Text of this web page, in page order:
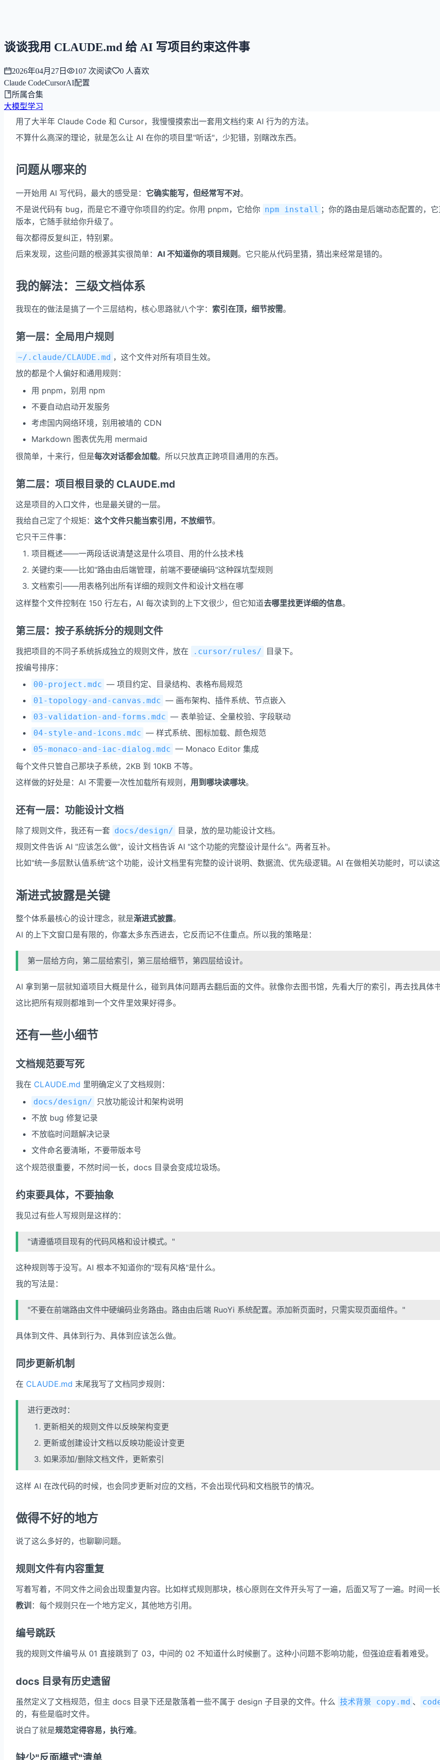
谈谈我用 CLAUDE.md 给 AI 写项目约束这件事
2026年04月27日 107 次阅读 0 人喜欢
Claude CodeCursorAI配置
所属合集
大模型学习
用了大半年 Claude Code 和 Cursor，我慢慢摸索出一套用文档约束 AI 行为的方法。
不算什么高深的理论，就是怎么让 AI 在你的项目里"听话"，少犯错，别瞎改东西。
问题从哪来的
一开始用 AI 写代码，最大的感受是： 它确实能写，但经常写不对。
不是说代码有 bug，而是它不遵守你项目的约定。你用 pnpm，它给你 npm install ；你的路由是后端动态配置的，
版本，它随手就给你升级了。
每次都得反复纠正，特别累。
后来发现，这些问题的根源其实很简单： AI 不知道你的项目规则。它只能从代码里猜，猜出来经常是错的。
我的解法：三级文档体系
我现在的做法是搞了一个三层结构，核心思路就八个字： 索引在顶，细节按需。
第一层：全局用户规则
~/.claude/CLAUDE.md ，这个文件对所有项目生效。
放的都是个人偏好和通用规则：
用 pnpm，别用 npm
不要自动启动开发服务
考虑国内网络环境，别用被墙的 CDN
Markdown 图表优先用 mermaid
很简单，十来行，但是每次对话都会加载。所以只放真正跨项目通用的东西。
第二层：项目根目录的 CLAUDE.md
这是项目的入口文件，也是最关键的一层。
我给自己定了个规矩： 这个文件只能当索引用，不放细节。
它只干三件事：
项目概述——一两段话说清楚这是什么项目、用的什么技术栈
关键约束——比如"路由由后端管理，前端不要硬编码"这种踩坑型规则
文档索引——用表格列出所有详细的规则文件和设计文档在哪
这样整个文件控制在 150 行左右，AI 每次读到的上下文很少，但它知道去哪里找更详细的信息。
第三层：按子系统拆分的规则文件
我把项目的不同子系统拆成独立的规则文件，放在 .cursor/rules/
目录下。
按编号排序：
00-project.mdc — 项目约定、目录结构、表格布局规范
01-topology-and-canvas.mdc — 画布架构、插件系统、节点嵌入
03-validation-and-forms.mdc — 表单验证、全量校验、字段联动
04-style-and-icons.mdc — 样式系统、图标加载、颜色规范
05-monaco-and-iac-dialog.mdc — Monaco Editor 集成
每个文件只管自己那块子系统，2KB 到 10KB 不等。
这样做的好处是：AI 不需要一次性加载所有规则， 用到哪块读哪块。
还有一层：功能设计文档
除了规则文件，我还有一套 docs/design/
目录，放的是功能设计文档。
规则文件告诉 AI "应该怎么做"，设计文档告诉 AI "这个功能的完整设计是什么"。两者互补。
比如"统一多层默认值系统"这个功能，设计文档里有完整的设计说明、数据流、优先级逻辑。AI 在做相关功能时，可以读这
渐进式披露是关键
整个体系最核心的设计理念，就是渐进式披露。
AI 的上下文窗口是有限的，你塞太多东西进去，它反而记不住重点。所以我的策略是：
第一层给方向，第二层给索引，第三层给细节，第四层给设计。
AI 拿到第一层就知道项目大概是什么，碰到具体问题再去翻后面的文件。就像你去图书馆，先看大厅的索引，再去找具体书
这比把所有规则都堆到一个文件里效果好得多。
还有一些小细节
文档规范要写死
我在 CLAUDE.md 里明确定义了文档规则：
docs/design/
只放功能设计和架构说明
不放 bug 修复记录
不放临时问题解决记录
文件命名要清晰，不要带版本号
这个规范很重要，不然时间一长，docs 目录会变成垃圾场。
约束要具体，不要抽象
我见过有些人写规则是这样的：
"请遵循项目现有的代码风格和设计模式。"
这种规则等于没写。AI 根本不知道你的"现有风格"是什么。
我的写法是：
"不要在前端路由文件中硬编码业务路由。路由由后端 RuoYi 系统配置。添加新页面时，只需实现页面组件。"
具体到文件、具体到行为、具体到应该怎么做。
同步更新机制
在 CLAUDE.md 末尾我写了文档同步规则：
进行更改时：
更新相关的规则文件以反映架构变更
更新或创建设计文档以反映功能设计变更
如果添加/删除文档文件，更新索引
这样 AI 在改代码的时候，也会同步更新对应的文档，不会出现代码和文档脱节的情况。
做得不好的地方
说了这么多好的，也聊聊问题。
规则文件有内容重复
写着写着，不同文件之间会出现重复内容。比如样式规则那块，核心原则在文件开头写了一遍，后面又写了一遍。时间一
教训 ：每个规则只在一个地方定义，其他地方引用。
编号跳跃
我的规则文件编号从 01 直接跳到了 03，中间的 02 不知道什么时候删了。这种小问题不影响功能，但强迫症看着难受。
docs 目录有历史遗留
虽然定义了文档规范，但主 docs 目录下还是散落着一些不属于 design 子目录的文件。什么 技术背景 copy.md 、
的，有些是临时文件。
说白了就是规范定得容易，执行难。